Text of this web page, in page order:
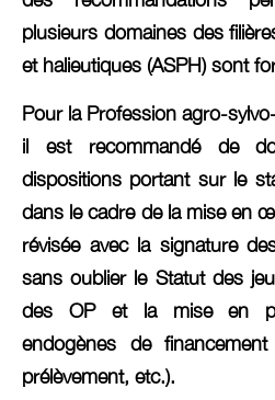
plusieurs domaines des
et halieutiques (ASPH) sont
Pour la Profession agro-
il est recommandé de
dispositions portant sur le
dans le cadre de la mise en
révisée avec la signature
sans oublier le Statut des
des OP et la mise en
endogènes de
prélèvement, etc.).